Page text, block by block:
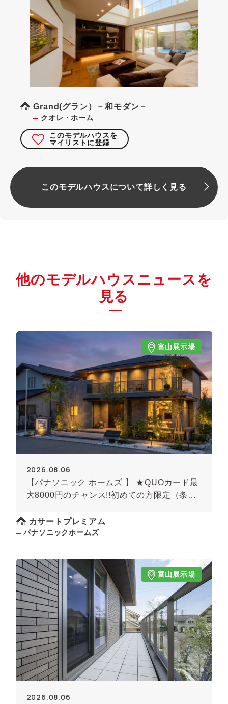
Grand(グラン）－和モダン－
クオレ・ホーム
このモデルハウスを
マイリストに登録
このモデルハウスについて詳しく見る
他のモデルハウスニュースを
見る
富山展示場
2026.08.06
【パナソニック ホームズ 】 ★QUOカード最
大8000円のチャンス!!初めての方限定（条件
カサートプレミアム
パナソニックホームズ
富山展示場
2026.08.06